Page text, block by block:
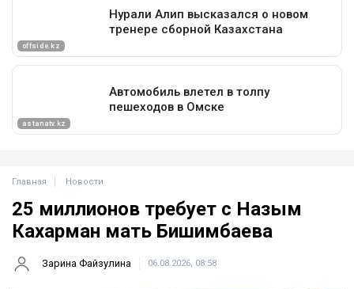
Главная Новости
25 миллионов требует с Назым
Кахарман мать Бишимбаева
Зарина Файзулина 06.08.2026, 08:58